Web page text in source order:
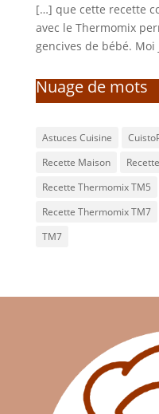
[…] que cette recette
avec le Thermomix
gencives de bébé.
Nuage de mots
Astuces Cuisine
Recette Maison
Recette Thermomix TM5
Recette Thermomix TM7
TM7